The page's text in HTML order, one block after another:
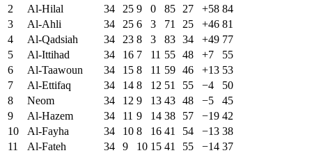
2
Al-Hilal 34 25 9 0 85 27 +58 84
3
Al-Ahli 34 25 6 3 71 25 +46 81
4
Al-Qadsiah 34 23 8 3 83 34 +49 77
5
Al-Ittihad 34 16 7 11 55 48 +7
55
6
Al-Taawoun 34 15 8 11 59 46 +13 53
7
Al-Ettifaq 34 14 8 12 51 55 −4
50
8
Neom 34 12 9 13 43 48 −5
45
9
Al-Hazem 34 11 9 14 38 57 −19 42
10
Al-Fayha 34 10 8 16 41 54 −13 38
11
Al-Fateh 34 9 10 15 41 55 −14 37